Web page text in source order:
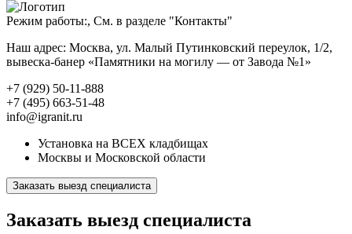
Режим работы:, См. в разделе "Контакты"
Наш адрес: Москва, ул. Малый Путинковский переулок, 1/2,
вывеска-банер «Памятники на могилу — от Завода №1»
+7 (929) 50-11-888
+7 (495) 663-51-48
info@igranit.ru
Установка на ВСЕХ кладбищах
Москвы и Московской области
Заказать выезд специалиста
Заказать выезд специалиста